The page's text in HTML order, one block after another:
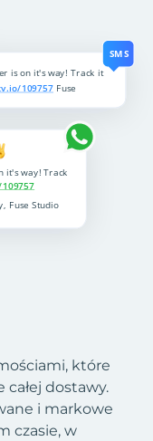
które
dostawy.
i markowe
czasie, w